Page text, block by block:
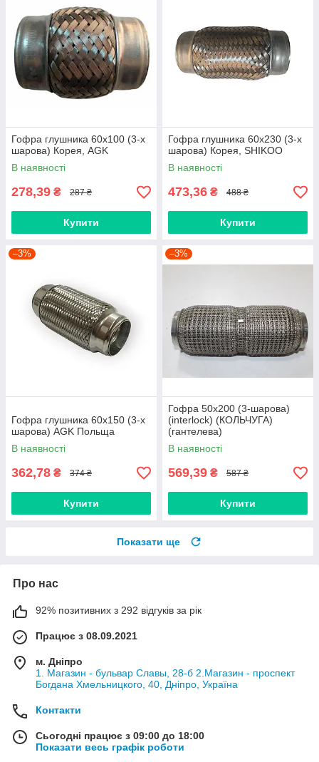
Гофра глушника 60х100 (3-х
шарова) Корея, AGK
В наявності
278,39 ₴ 287 ₴
Купити
Гофра глушника 60х230 (3-х
шарова) Корея, SHIKOO
В наявності
473,36 ₴ 488 ₴
Купити
–3%
Гофра глушника 60х150 (3-х
шарова) AGK Польща
В наявності
362,78 ₴ 374 ₴
Купити
–3%
Гофра 50х200 (3-шарова)
(interlock) (КОЛЬЧУГА)
(гантелева)
В наявності
569,39 ₴ 587 ₴
Купити
Показати ще
Про нас
92% позитивних з 292 відгуків за рік
Працює з 08.09.2021
м. Дніпро
1. Магазин - бульвар Славы, 28-б 2.Магазин - проспект
Богдана Хмельницкого, 40, Дніпро, Україна
Контакти
Сьогодні працює з 09:00 до 18:00
Показати весь графік роботи